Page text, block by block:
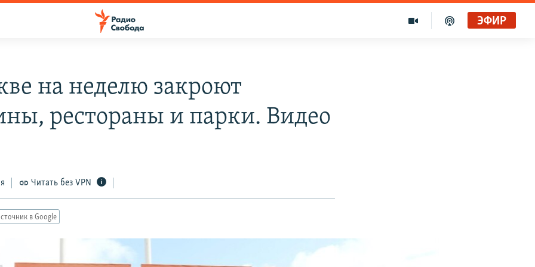
ЭФИР
на неделю закроют
рестораны и парки. Видео
Читать без VPN
в Google